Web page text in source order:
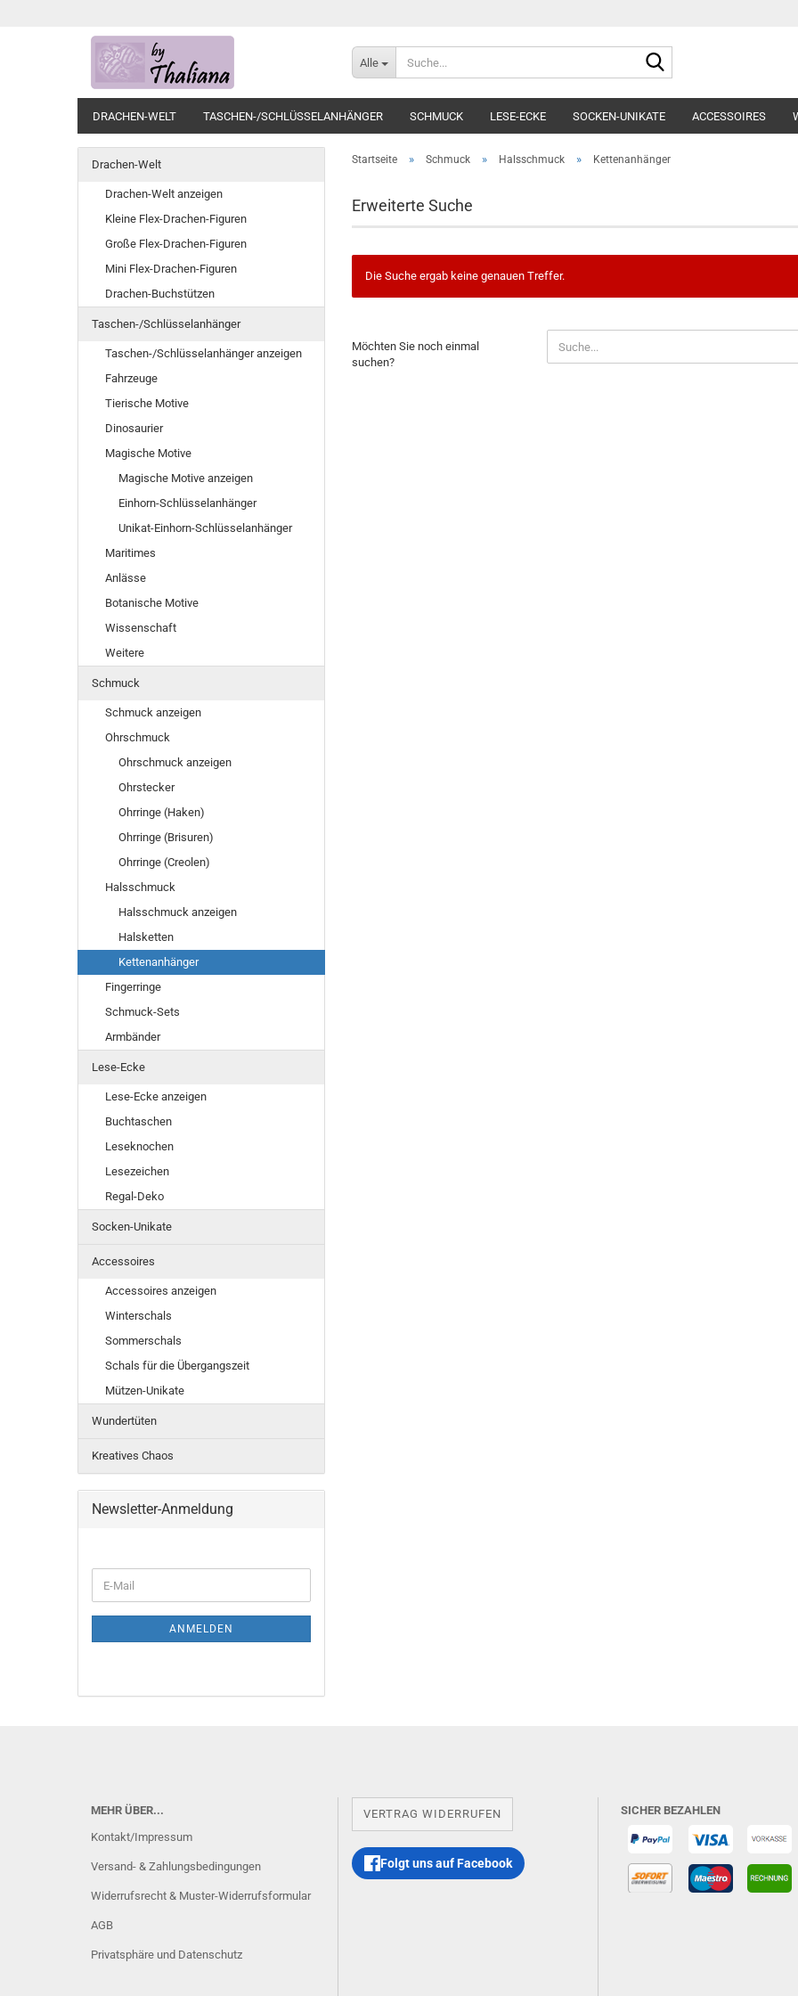
Lieferland
Konto
Alle
DRACHEN-WELT TASCHEN-/SCHLÜSSELANHÄNGER SCHMUCK LESE-ECKE SOCKEN-UNIKATE ACCESSOIRES
Startseite » Schmuck » Halsschmuck » Kettenanhänger
Erweiterte Suche
Die Suche ergab keine genauen Treffer.
Möchten Sie noch einmal
suchen?
Drachen-Welt
Drachen-Welt anzeigen
Kleine Flex-Drachen-Figuren
Große Flex-Drachen-Figuren
Mini Flex-Drachen-Figuren
Drachen-Buchstützen
Taschen-/Schlüsselanhänger
Taschen-/Schlüsselanhänger anzeigen
Fahrzeuge
Tierische Motive
Dinosaurier
Magische Motive
Magische Motive anzeigen
Einhorn-Schlüsselanhänger
Unikat-Einhorn-Schlüsselanhänger
Maritimes
Anlässe
Botanische Motive
Wissenschaft
Weitere
Schmuck
Schmuck anzeigen
Ohrschmuck
Ohrschmuck anzeigen
Ohrstecker
Ohrringe (Haken)
Ohrringe (Brisuren)
Ohrringe (Creolen)
Halsschmuck
Halsschmuck anzeigen
Halsketten
Kettenanhänger
Fingerringe
Schmuck-Sets
Armbänder
Lese-Ecke
Lese-Ecke anzeigen
Buchtaschen
Leseknochen
Lesezeichen
Regal-Deko
Socken-Unikate
Accessoires
Accessoires anzeigen
Winterschals
Sommerschals
Schals für die Übergangszeit
Mützen-Unikate
Wundertüten
Kreatives Chaos
Newsletter-Anmeldung
E-
Mail
ANMELDEN
MEHR ÜBER...
Kontakt/Impressum
Versand- & Zahlungsbedingungen
Widerrufsrecht & Muster-Widerrufsformular
AGB
Privatsphäre und Datenschutz
VERTRAG WIDERRUFEN
Folgt uns auf Facebook
SICHER BEZAHLEN